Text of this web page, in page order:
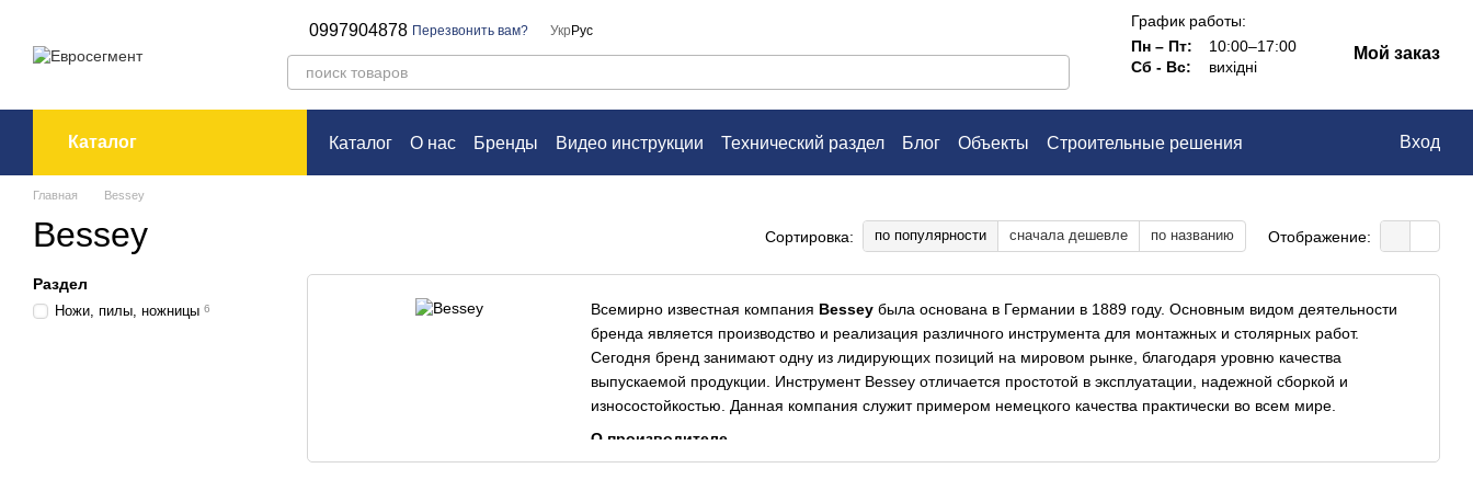
0997904878 Перезвонить вам? Укр Рус
График работы:
Пн – Пт:
10:00–17:00
Сб - Вс:
вихідні
Мой заказ
Каталог Каталог О нас Бренды Видео инструкции Технический раздел Блог Объекты
Строительные решения
Вход
Главная Bessey
Bessey Сортировка: по популярности сначала дешевле по названию Отображение:
Всемирно известная компания Bessey была основана в Германии в 1889 году. Основным видом деятельности
бренда является производство и реализация различного инструмента для монтажных и столярных работ.
Сегодня бренд занимают одну из лидирующих позиций на мировом рынке, благодаря уровню качества
выпускаемой продукции. Инструмент Bessey отличается простотой в эксплуатации, надежной сборкой и
износостойкостью. Данная компания служит примером немецкого качества практически во всем мире.
О производителе
Раздел
Ножи, пилы, ножницы 6